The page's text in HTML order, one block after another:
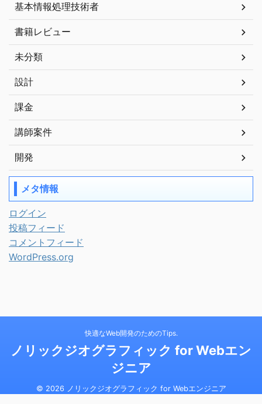
基本情報処理技術者
書籍レビュー
未分類
設計
課金
講師案件
開発
メタ情報
ログイン
投稿フィード
コメントフィード
WordPress.org
快適なWeb開発のためのTips.
ノリックジオグラフィック for Webエン
ジニア
© 2026 ノリックジオグラフィック for Webエンジニア